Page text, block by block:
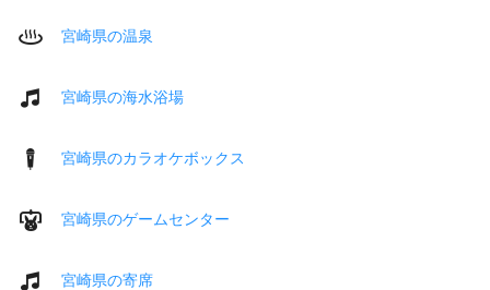
宮崎県の温泉
宮崎県の海水浴場
宮崎県のカラオケボックス
宮崎県のゲームセンター
宮崎県の寄席